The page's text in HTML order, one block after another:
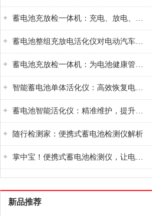
蓄电池充放检一体机：充电、放电、检测三功能集成设备
蓄电池整组充放电活化仪对电动汽车电池有帮助吗？
蓄电池充放检一体机：为电池健康管理提供一站式解决方案
智能蓄电池单体活化仪：高效恢复电池性能，延长蓄电池使用寿命
蓄电池智能活化仪：精准维护，提升电池健康状态
随行检测家：便携式蓄电池检测仪解析
掌中宝！便携式蓄电池检测仪，让电池检测变得简单又快捷！
新品推荐